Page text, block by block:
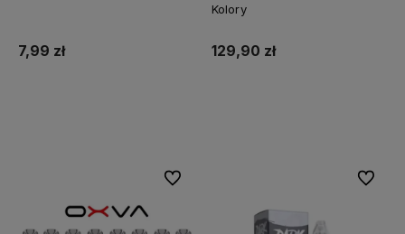
7,99 zł
Kolory
129,90 zł
Do ulubionych Do